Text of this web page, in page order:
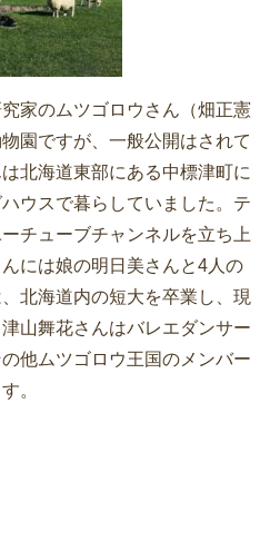
家のムツゴロウさん（畑正憲
園ですが、一般公開はされて
北海道東部にある中標津町に
ウスで暮らしていました。テ
チューブチャンネルを立ち上
には娘の明日美さんと4人の
北海道内の短大を卒業し、現
山舞花さんはバレエダンサー
他ムツゴロウ王国のメンバー
。